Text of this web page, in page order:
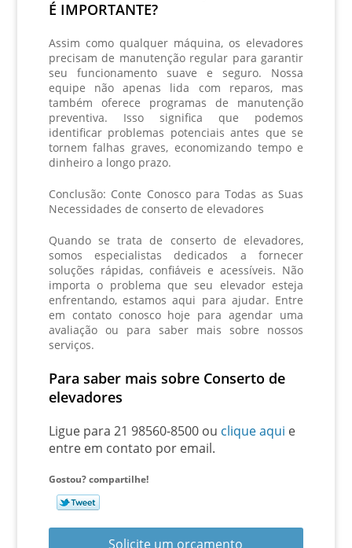
É IMPORTANTE?
Assim como qualquer máquina, os elevadores
precisam de manutenção regular para garantir
seu funcionamento suave e seguro. Nossa
equipe não apenas lida com reparos, mas
também oferece programas de manutenção
preventiva. Isso significa que podemos
identificar problemas potenciais antes que se
tornem falhas graves, economizando tempo e
dinheiro a longo prazo.
Conclusão: Conte Conosco para Todas as Suas
Necessidades de conserto de elevadores
Quando se trata de conserto de elevadores,
somos especialistas dedicados a fornecer
soluções rápidas, confiáveis e acessíveis. Não
importa o problema que seu elevador esteja
enfrentando, estamos aqui para ajudar. Entre
em contato conosco hoje para agendar uma
avaliação ou para saber mais sobre nossos
serviços.
Para saber mais sobre Conserto de
elevadores
Ligue para 21 98560-8500ou clique aqui e
entre em contato por email.
Gostou? compartilhe!
Solicite um orçamento